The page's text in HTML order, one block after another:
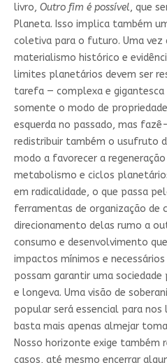
livro, Outro fim é possível, que
Planeta. Isso implica também
coletiva para o futuro. Uma vez
materialismo histórico e
limites planetários devem ser
tarefa — complexa e gigantesca
somente o modo de
esquerda no passado, mas
redistribuir também o usufruto
modo a favorecer a
metabolismo e ciclos
em radicalidade, o que passa
ferramentas de organização de
direcionamento delas rumo a
consumo e desenvolvimento
impactos mínimos e
possam garantir uma
e longeva. Uma visão de
popular será essencial para nos
basta mais apenas almejar
Nosso horizonte exige
casos, até mesmo encerrar